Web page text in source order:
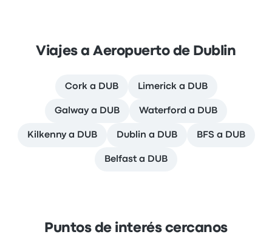
Viajes a Aeropuerto de Dublin
Cork a DUB Limerick a DUB
Galway a DUB Waterford a DUB
Kilkenny a DUB Dublin a DUB BFS a DUB
Belfast a DUB
Puntos de interés cercanos